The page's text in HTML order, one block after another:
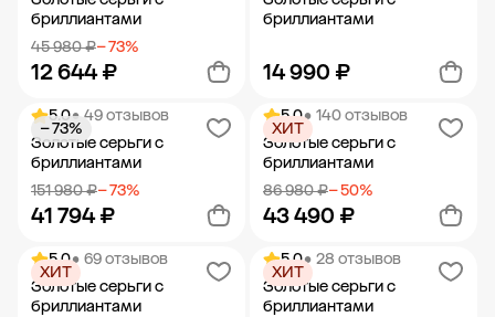
бриллиантами
45 980 ₽− 73%
12 644 ₽
Добавить в корзину
бриллиантами
14 990 ₽
Добавить в корзину
5.0• 49 отзывов
Золотые серьги с
бриллиантами
151 980 ₽− 73%
41 794 ₽
− 73%
Добавить в корзину
5.0• 140 отзывов
Золотые серьги с
бриллиантами
86 980 ₽− 50%
43 490 ₽
ХИТ
Добавить в корзину
5.0• 69 отзывов
Золотые серьги с
бриллиантами
ХИТ
5.0• 28 отзывов
Золотые серьги с
бриллиантами
ХИТ